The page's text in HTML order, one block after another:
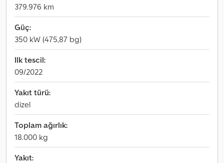
379.976 km
Güç:
350 kW (475,87 bg)
Ilk tescil:
09/2022
Yakıt türü:
dizel
Toplam ağırlık:
18.000 kg
Yakıt: